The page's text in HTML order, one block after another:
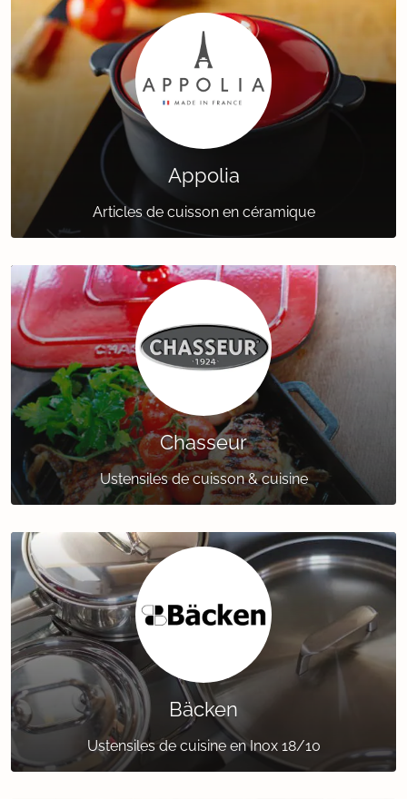
Appolia
Articles de cuisson en céramique
Chasseur
Ustensiles de cuisson & cuisine
Bäcken
Ustensiles de cuisine en Inox 18/10